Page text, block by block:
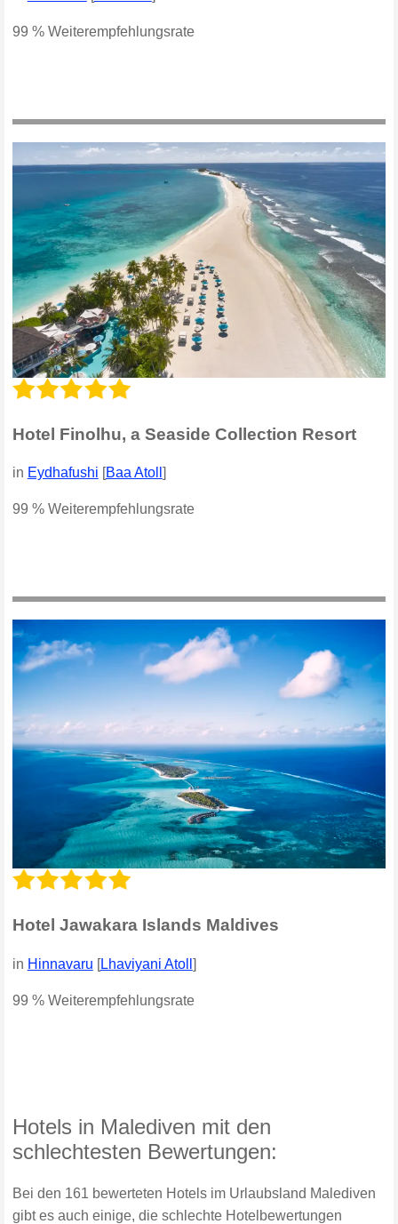
99 % Weiterempfehlungsrate
Hotel Finolhu, a Seaside Collection Resort
in Eydhafushi [Baa Atoll ]
99 % Weiterempfehlungsrate
Hotel Jawakara Islands Maldives
in Hinnavaru [Lhaviyani Atoll ]
99 % Weiterempfehlungsrate
Hotels in Malediven mit den
schlechtesten Bewertungen:
Bei den 161 bewerteten Hotels im Urlaubsland Malediven
gibt es auch einige, die schlechte Hotelbewertungen